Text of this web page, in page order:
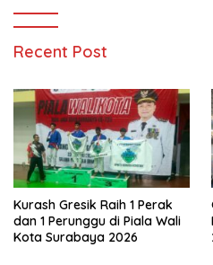
Recent Post
Kurash Gresik Raih 1 Perak
dan 1 Perunggu di Piala Wali
Kota Surabaya 2026